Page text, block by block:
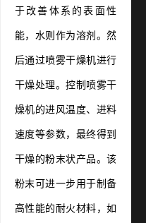
于改善体系的表面性
能，水则作为溶剂。然
后通过喷雾干燥机进行
干燥处理。控制喷雾干
燥机的进风温度、进料
速度等参数，最终得到
干燥的粉末状产品。该
粉末可进一步用于制备
高性能的耐火材料，如